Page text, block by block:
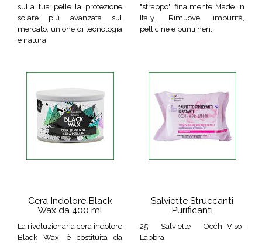
sulla tua pelle la protezione
solare più avanzata sul
mercato, unione di tecnologia
e natura
"strappo" finalmente Made in
Italy. Rimuove impurità,
pellicine e punti neri.
Cera Indolore Black
Wax da 400 ml
La rivoluzionaria cera indolore
Black Wax, è costituita da
Salviette Struccanti
Purificanti
25 Salviette Occhi-Viso-
Labbra